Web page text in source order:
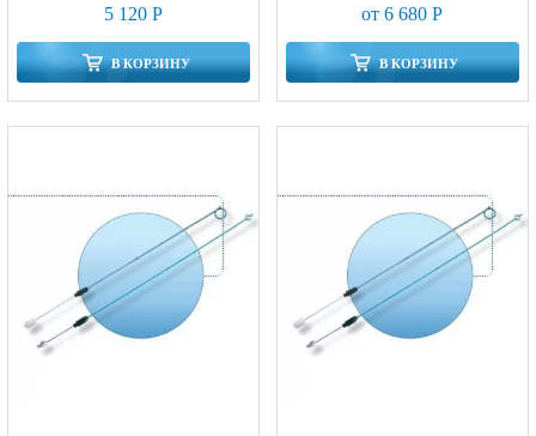
5 120 Р
В КОРЗИНУ
от 6 680 Р
В КОРЗИНУ